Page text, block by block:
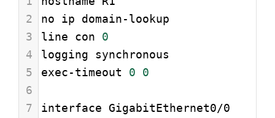
2
no ip domain-lookup
3
line con 0
4
logging synchronous
5
exec-timeout 0
0
6
7
interface GigabitEthernet0/0